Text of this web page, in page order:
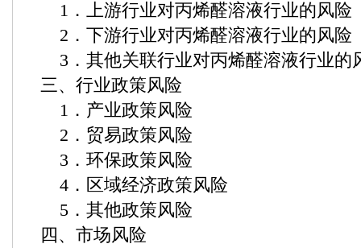
1．上游行业对丙烯醛溶液行业的风险
2．下游行业对丙烯醛溶液行业的风险
3．其他关联行业对丙烯醛溶液行业的
三、行业政策风险
1．产业政策风险
2．贸易政策风险
3．环保政策风险
4．区域经济政策风险
5．其他政策风险
四、市场风险